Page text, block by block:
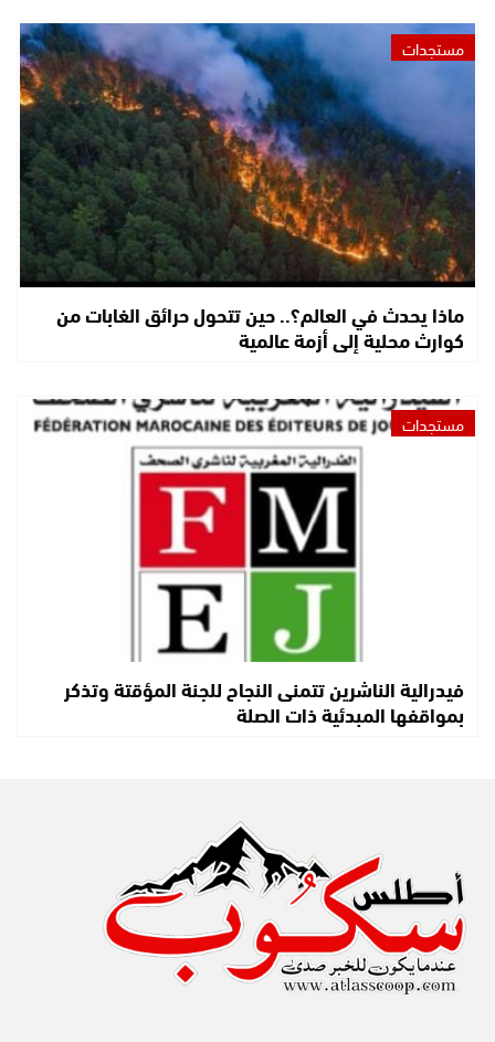
مستجدات
ماذا يحدث في العالم؟.. حين تتحول حرائق الغابات من
كوارث محلية إلى أزمة عالمية
مستجدات
فيدرالية الناشرين تتمنى النجاح للجنة المؤقتة وتذكر
بمواقفها المبدئية ذات الصلة